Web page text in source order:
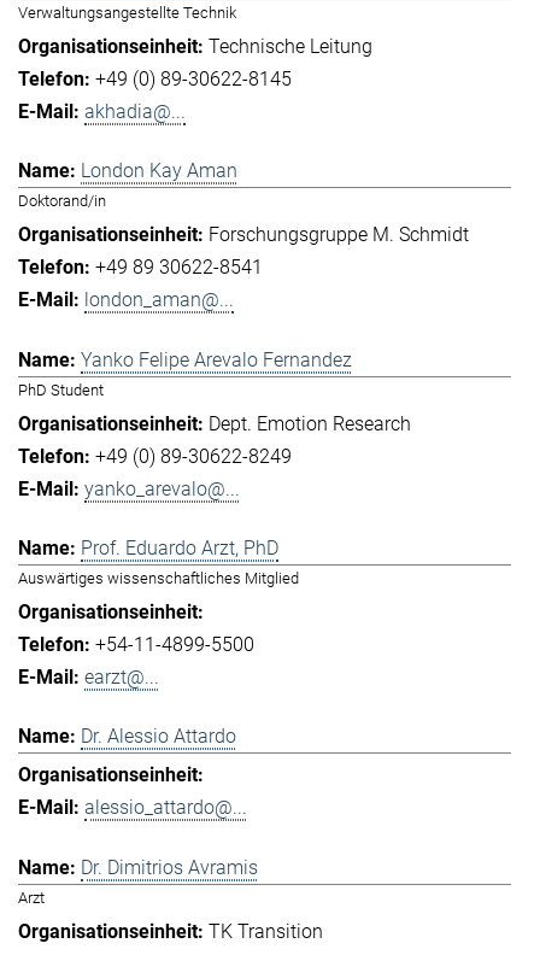
Verwaltungsangestellte Technik
Technische Leitung
+49 (0) 89-30622-8145
akhadia@...
London Kay Aman
Doktorand/in
Forschungsgruppe M. Schmidt
+49 89 30622-8541
london_aman@...
Yanko Felipe Arevalo Fernandez
PhD Student
Dept. Emotion Research
+49 (0) 89-30622-8249
yanko_arevalo@...
Prof. Eduardo Arzt, PhD
Auswärtiges wissenschaftliches Mitglied
+54-11-4899-5500
earzt@...
Dr. Alessio Attardo
alessio_attardo@...
Dr. Dimitrios Avramis
Arzt
TK Transition